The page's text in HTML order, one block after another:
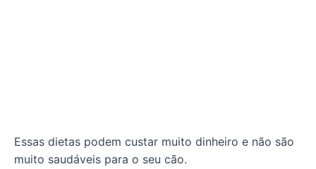
Essas dietas podem custar muito dinheiro e não são
muito saudáveis ​​para o seu cão.